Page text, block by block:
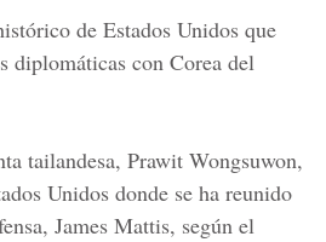
de Estados Unidos que
diplomáticas con Corea del
tailandesa, Prawit Wongsuwon,
Unidos donde se ha reunido
James Mattis, según el